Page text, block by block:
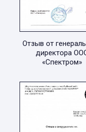
Отзыв от
директора
«Спектром»